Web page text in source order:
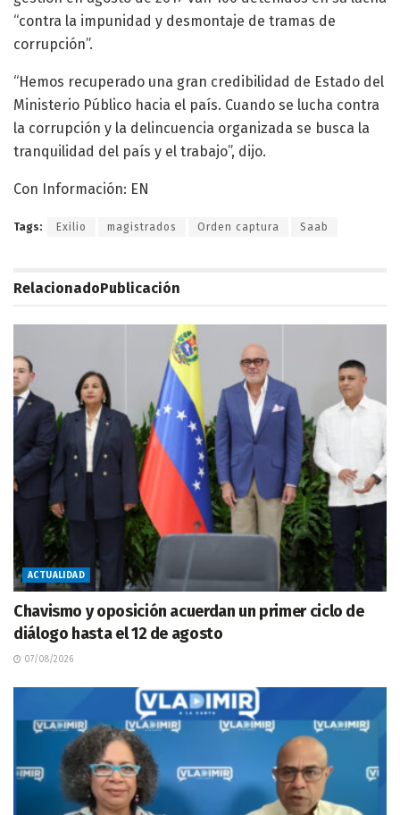
“contra la impunidad y desmontaje de tramas de
corrupción”.
“Hemos recuperado una gran credibilidad de Estado del
Ministerio Público hacia el país. Cuando se lucha contra
la corrupción y la delincuencia organizada se busca la
tranquilidad del país y el trabajo”, dijo.
Con Información: EN
Tags: Exilio magistrados Orden captura Saab
RelacionadoPublicación
ACTUALIDAD
Chavismo y oposición acuerdan un primer ciclo de
diálogo hasta el 12 de agosto
07/08/2026